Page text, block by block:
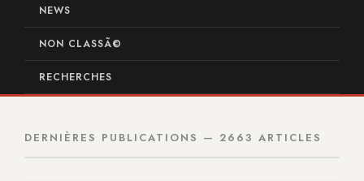
NEWS
NON CLASSÃ©
RECHERCHES
DERNIÈRES PUBLICATIONS — 2663 ARTICLES